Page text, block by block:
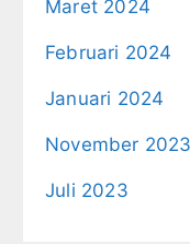
Maret 2024
Februari 2024
Januari 2024
November 2023
Juli 2023